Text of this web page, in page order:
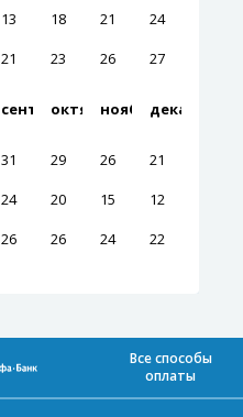
13 18 21
24
21 23 26
27
сентябрьоктябрьноябрьдекабрь
31 29 26
21
24 20 15
12
26 26 24 22
Все способы
оплаты